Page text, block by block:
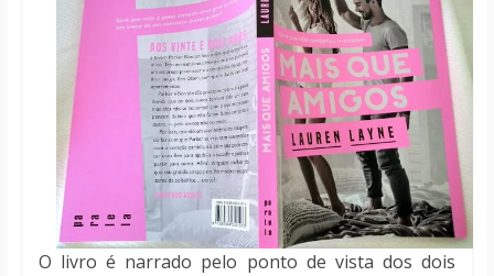
O livro é narrado pelo ponto de vista dos dois